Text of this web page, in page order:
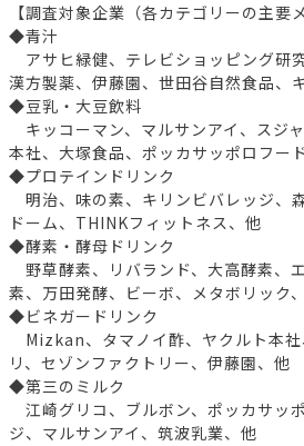
【調査対象企業（各カテゴリーの主要
◆青汁
アサヒ緑健、テレビショッピング研
漢方製薬、伊藤園、世田谷自然食品、
◆豆乳・大豆飲料
キッコーマン、マルサンアイ、スジ
本社、大塚食品、ポッカサッポロフー
◆プロテインドリンク
明治、味の素、キリンビバレッジ、
ドーム、THINKフィットネス、他
◆酵素・酵母ドリンク
野草酵素、リバランド、大高酵素、
素、万田発酵、ビーボ、メタボリック
◆ビネガードリンク
Mizkan、タマノイ酢、ヤクルト本社
リ、セゾンファクトリー、伊藤園、他
◆第三のミルク
江崎グリコ、ブルボン、ポッカサッ
ジ、マルサンアイ、筑波乳業、他